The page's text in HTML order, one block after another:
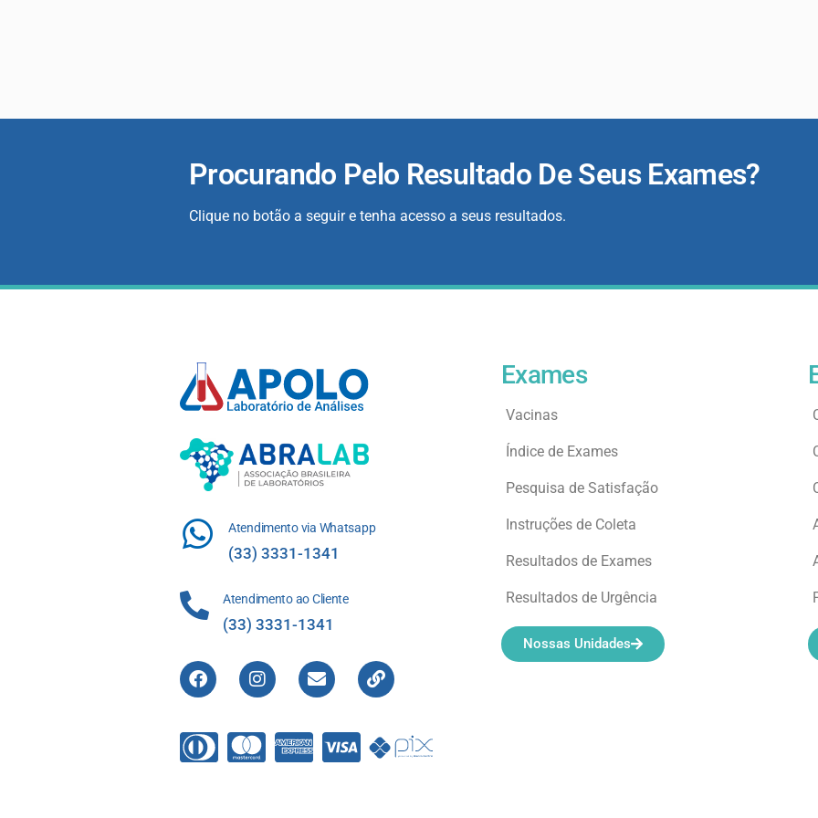
Procurando Pelo Resultado De Seus Exames?
Clique no botão a seguir e tenha acesso a seus resultados.
Atendimento via Whatsapp
(33) 3331-1341
Atendimento ao Cliente
(33) 3331-1341
Exames
Vacinas
Índice de Exames
Pesquisa de Satisfação
Instruções de Coleta
Resultados de Exames
Resultados de Urgência
Nossas Unidades